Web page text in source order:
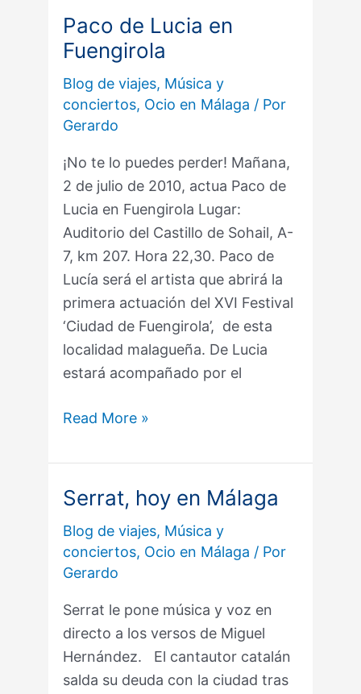
Paco de Lucia en
Fuengirola
Blog de viajes, Música y
conciertos, Ocio en Málaga / Por
Gerardo
¡No te lo puedes perder! Mañana,
2 de julio de 2010, actua Paco de
Lucia en Fuengirola Lugar:
Auditorio del Castillo de Sohail, A-
7, km 207. Hora 22,30. Paco de
Lucía será el artista que abrirá la
primera actuación del XVI Festival
‘Ciudad de Fuengirola’, de esta
localidad malagueña. De Lucia
estará acompañado por el
Paco
de
en
Fuengirola
Read More »
Serrat, hoy en Málaga
Blog de viajes, Música y
conciertos, Ocio en Málaga / Por
Gerardo
Serrat le pone música y voz en
directo a los versos de Miguel
Hernández. El cantautor catalán
salda su deuda con la ciudad tras
Serrat,
Málaga